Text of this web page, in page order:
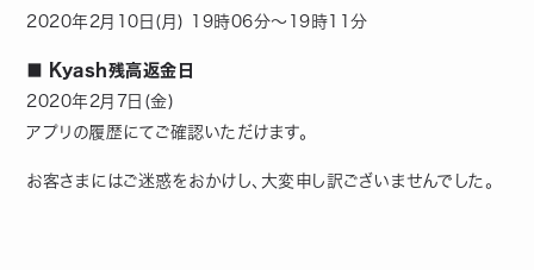
2020年2月10日(月) 19時06分〜19時11分
■ Kyash残高返金日
2020年2月7日(金)
アプリの履歴にてご確認いただけます。
お客さまにはご迷惑をおかけし、大変申し訳ございませんでした。